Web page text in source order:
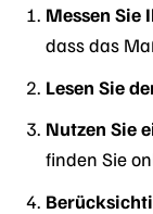
Messen Sie
dass das
Lesen Sie
Nutzen Sie
finden Sie